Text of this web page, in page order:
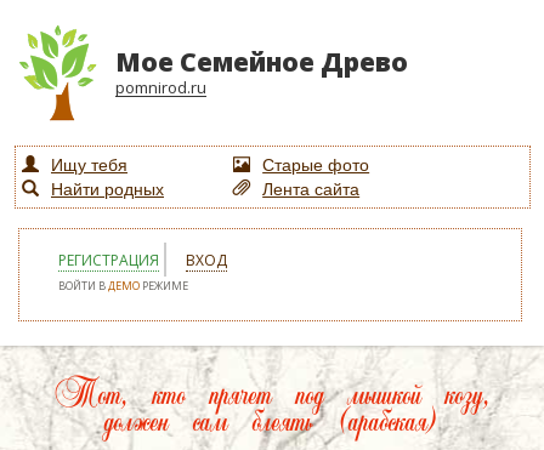
Мое Семейное Древо
pomnirod.ru
Ищу тебя
Старые фото
Найти родных
Лента сайта
РЕГИСТРАЦИЯ ВХОД
ВОЙТИ ВДЕМО РЕЖИМЕ
Тот, кто прячет под мышкой козу,
должен сам блеять (арабская)